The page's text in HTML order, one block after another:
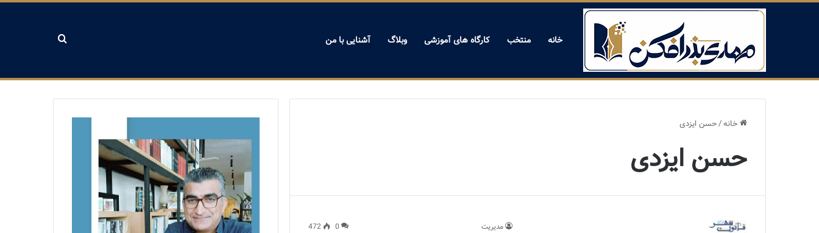
خانه منتخب کارگاه های آموزشی وبلاگ آشنایی با من
خانه/حسن ایزدی
حسن ایزدی
مدیریت 0
472